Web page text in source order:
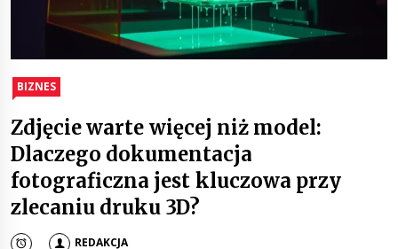
BIZNES
Zdjęcie warte więcej niż model:
Dlaczego dokumentacja
fotograficzna jest kluczowa przy
zlecaniu druku 3D?
REDAKCJA